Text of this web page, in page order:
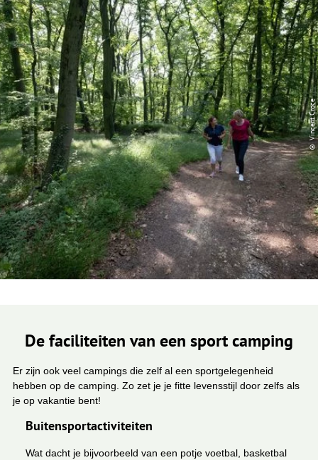
© Vincent Croce
De faciliteiten van een sport camping
Er zijn ook veel campings die zelf al een sportgelegenheid
hebben op de camping. Zo zet je je fitte levensstijl door zelfs als
je op vakantie bent!
Buitensportactiviteiten
Wat dacht je bijvoorbeeld van een potje voetbal, basketbal